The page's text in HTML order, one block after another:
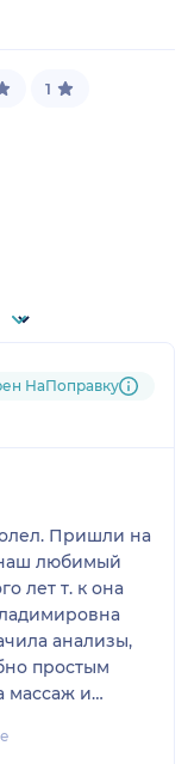
1
НаПоправку
Пришли на
любимый
лет т. к она
анализы,
простым
быстро